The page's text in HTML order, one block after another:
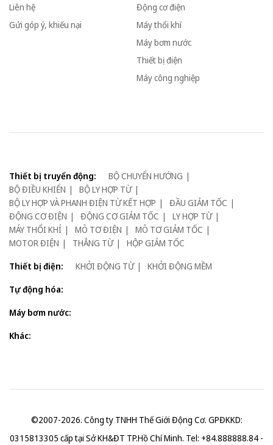
Liên hệ
Gửi góp ý, khiếu nại
Động cơ điện
Máy thổi khí
Máy bơm nước
Thiết bị điện
Máy công nghiệp
Thiết bị truyển động:
BỘ CHUYỂN HƯỚNG
BỘ ĐIỀU KHIỂN
BỘ LY HỢP TỪ
BỘ LY HỢP VÀ PHANH ĐIỆN TỪ KẾT HỢP
ĐẦU GIẢM TỐC
ĐỘNG CƠ ĐIỆN
ĐỘNG CƠ GIẢM TỐC
LY HỢP TỪ
MÁY THỔI KHÍ
MÔ TƠ ĐIỆN
MÔ TƠ GIẢM TỐC
MOTOR ĐIỆN
THẮNG TỪ
HỘP GIẢM TỐC
Thiết bị điện:
KHỞI ĐỘNG TỪ
KHỞI ĐỘNG MỀM
Tự động hóa:
Máy bơm nước:
Khác:
©2007-2026. Công ty TNHH Thế Giới Động Cơ. GPĐKKD:
0315813305 cấp tại Sở KH&ĐT TP.Hồ Chí Minh. Tel: +84.888888.84 -